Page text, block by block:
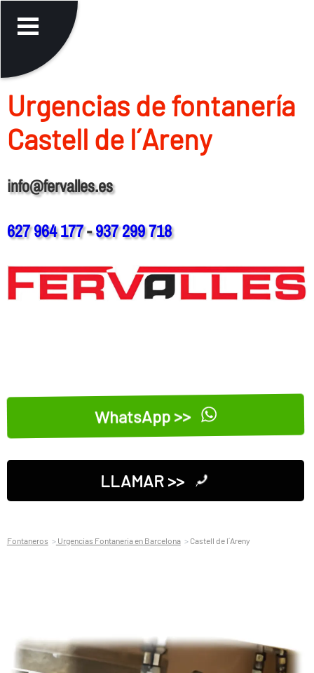
Urgencias de fontanerí­a
Castell de l´Areny
info@fervalles.es
627 964 177-937 299 718
WhatsApp >>
LLAMAR >>
Fontaneros Urgencias Fontaneria en Barcelona Castell de l´Areny